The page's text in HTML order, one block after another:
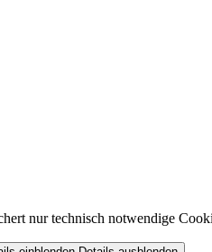
nur technisch notwendige